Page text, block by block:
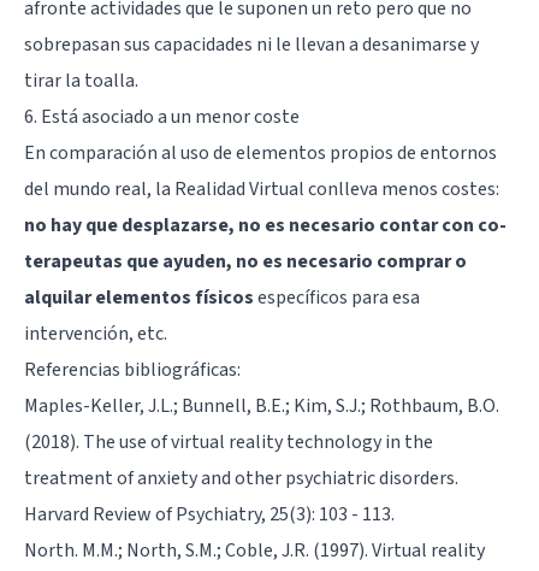
afronte actividades que le suponen un reto pero que no
sobrepasan sus capacidades ni le llevan a desanimarse y
tirar la toalla.
6. Está asociado a un menor coste
En comparación al uso de elementos propios de entornos
del mundo real, la Realidad Virtual conlleva menos costes:
no hay que desplazarse, no es necesario contar con co-
terapeutas que ayuden, no es necesario comprar o
alquilar elementos físicosespecíficos para esa
intervención, etc.
Referencias bibliográficas:
Maples-Keller, J.L.; Bunnell, B.E.; Kim, S.J.; Rothbaum, B.O.
(2018). The use of virtual reality technology in the
treatment of anxiety and other psychiatric disorders.
Harvard Review of Psychiatry, 25(3): 103 - 113.
North. M.M.; North, S.M.; Coble, J.R. (1997). Virtual reality